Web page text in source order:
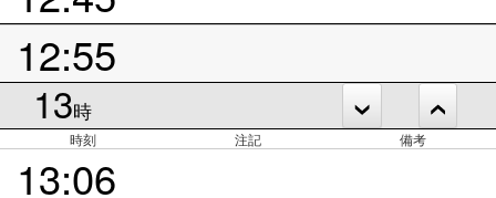
12:55
13時
時刻 注記 備考
13:06